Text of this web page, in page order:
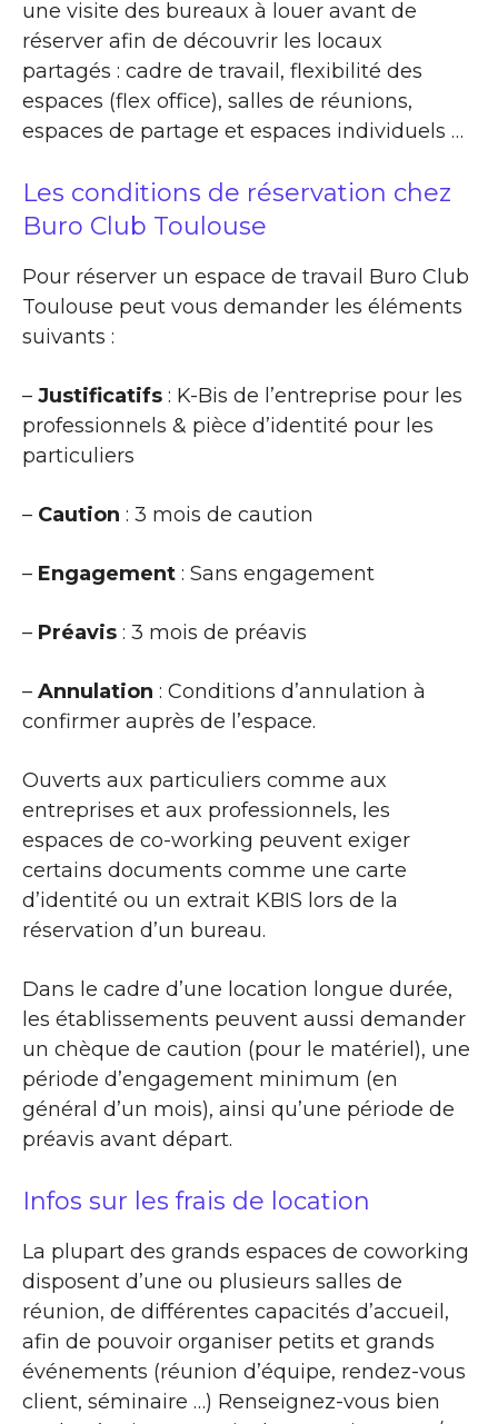
une visite des bureaux à louer avant de
réserver afin de découvrir les locaux
partagés : cadre de travail, flexibilité des
espaces (flex office), salles de réunions,
espaces de partage et espaces individuels …
Les conditions de réservation chez
Buro Club Toulouse
Pour réserver un espace de travail Buro Club
Toulouse peut vous demander les éléments
suivants :
– Justificatifs : K-Bis de l’entreprise pour les
professionnels & pièce d’identité pour les
particuliers
– Caution : 3 mois de caution
– Engagement : Sans engagement
– Préavis : 3 mois de préavis
– Annulation : Conditions d’annulation à
confirmer auprès de l’espace.
Ouverts aux particuliers comme aux
entreprises et aux professionnels, les
espaces de co-working peuvent exiger
certains documents comme une carte
d’identité ou un extrait KBIS lors de la
réservation d’un bureau.
Dans le cadre d’une location longue durée,
les établissements peuvent aussi demander
un chèque de caution (pour le matériel), une
période d’engagement minimum (en
général d’un mois), ainsi qu’une période de
préavis avant départ.
Infos sur les frais de location
La plupart des grands espaces de coworking
disposent d’une ou plusieurs salles de
réunion, de différentes capacités d’accueil,
afin de pouvoir organiser petits et grands
événements (réunion d’équipe, rendez-vous
client, séminaire …) Renseignez-vous bien